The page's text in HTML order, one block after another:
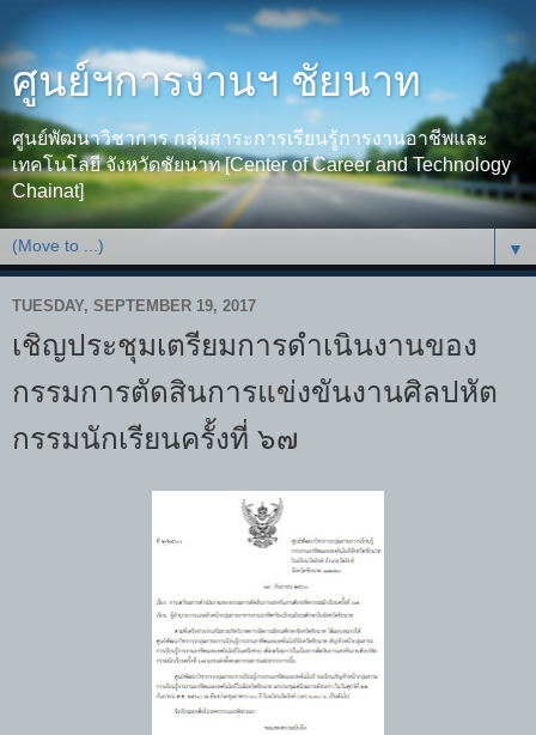
ศูนย์ฯการงานฯ ชัยนาท
ศูนย์พัฒนาวิชาการ กลุ่มสาระการเรียนรู้การงานอาชีพและ
เทคโนโลยี จังหวัดชัยนาท [Center of Career and Technology
Chainat]
▼
TUESDAY, SEPTEMBER 19, 2017
เชิญประชุมเตรียมการดำเนินงานของ
กรรมการตัดสินการแข่งขันงานศิลปหัต
กรรมนักเรียนครั้งที่ ๖๗